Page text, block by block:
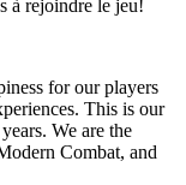
à rejoindre le jeu!
for our players
This is our
We are the
Combat, and